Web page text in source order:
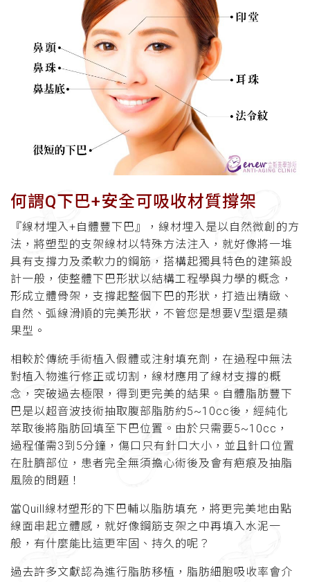
何謂Q下巴+安全可吸收材質撐架
『線材埋入+自體豐下巴』，線材埋入是以自然微創的方
法，將塑型的支架線材以特殊方法注入，就好像將一堆
具有支撐力及柔軟力的鋼筋，搭構起獨具特色的建築設
計一般，使整體下巴形狀以結構工程學與力學的概念，
形成立體骨架，支撐起整個下巴的形狀，打造出精緻、
自然、弧線滑順的完美形狀，不管您是想要V型還是蘋
果型。
相較於傳統手術植入假體或注射填充劑，在過程中無法
對植入物進行修正或切割，線材應用了線材支撐的概
念，突破過去極限，得到更完美的結果。自體脂肪豐下
巴是以超音波技術抽取腹部脂肪約5~10cc後，經純化
萃取後將脂肪回填至下巴位置。由於只需要5~10cc，
過程僅需3到5分鐘，傷口只有針口大小，並且針口位置
在肚臍部位，患者完全無須擔心術後及會有疤痕及抽脂
風險的問題！
當Quill線材塑形的下巴輔以脂肪填充，將更完美地由點
線面串起立體感，就好像鋼筋支架之中再填入水泥一
般，有什麼能比這更牢固、持久的呢？
過去許多文獻認為進行脂肪移植，脂肪細胞吸收率會介